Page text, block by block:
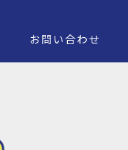
お問い合わせ